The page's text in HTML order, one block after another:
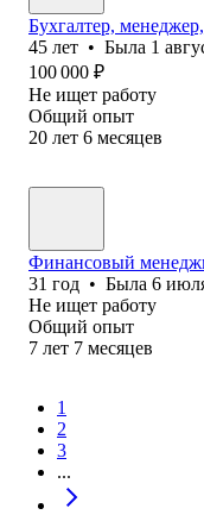
Бухгалтер,
45 лет • Была 1
100 000 ₽
Не ищет работу
Общий опыт
20 лет 6 месяцев
Финансовый
31 год • Была 6
Не ищет работу
Общий опыт
7 лет 7 месяцев
1
2
3
...